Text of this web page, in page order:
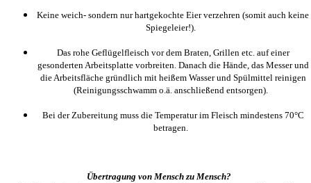
Keine weich- sondern nur hartgekochte Eier verzehren (somit auch keine
Spiegeleier!).
Das rohe Geflügelfleisch vor dem Braten, Grillen etc. auf einer
gesonderten Arbeitsplatte vorbreiten. Danach die Hände, das Messer und
die Arbeitsfläche gründlich mit heißem Wasser und Spülmittel reinigen
(Reinigungsschwamm o.ä. anschließend entsorgen).
Bei der Zubereitung muss die Temperatur im Fleisch mindestens 70°C
betragen.
Übertragung von Mensch zu Mensch?